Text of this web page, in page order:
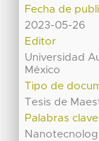
Fecha de
2023-05-26
Editor
Universidad
México
Tipo de
Tesis de
Palabras clave